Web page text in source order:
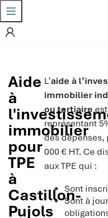
Aide
à
immobilier
pour
TPE
à
Castillon-
Pujols
L’aide à
immobilier
ou tertiaire
représentant
des dépenses,
000 € HT. Ce
aux TPE qui :
Sont
Sont à